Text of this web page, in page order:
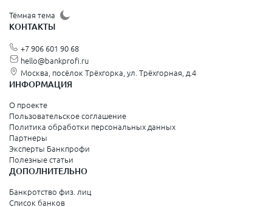
Тёмная тема
КОНТАКТЫ
+7 906 601 90 68
hello@bankprofi.ru
Москва, посёлок Трёхгорка, ул. Трёхгорная, д.4
ИНФОРМАЦИЯ
О проекте
Пользовательское соглашение
Политика обработки персональных данных
Партнеры
Эксперты Банкпрофи
Полезные статьи
ДОПОЛНИТЕЛЬНО
Банкротство физ. лиц
Список банков